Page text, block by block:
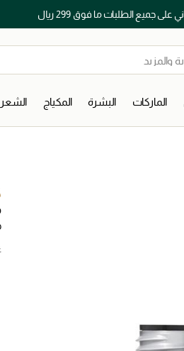
جميع الطلبات ما فوق 299 ريال
الماركات البشرة المكياج الشعر